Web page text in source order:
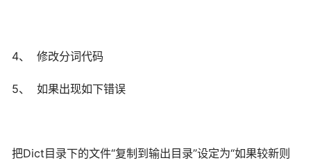
4、 修改分词代码
5、 如果出现如下错误
把Dict目录下的文件“复制到输出目录”设定为“如果较新则